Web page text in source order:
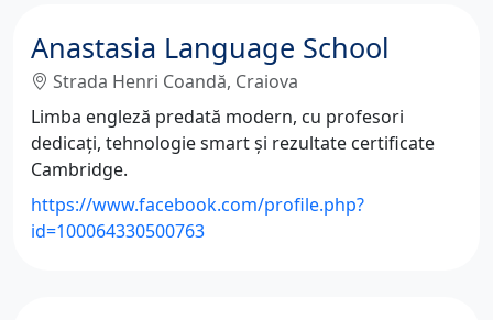
Anastasia Language School
Strada Henri Coandă, Craiova
Limba engleză predată modern, cu profesori
dedicați, tehnologie smart și rezultate certificate
Cambridge.
https://www.facebook.com/profile.php?
id=100064330500763